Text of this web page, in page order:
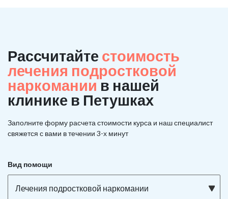
Рассчитайте стоимость
лечения подростковой
наркоманиив нашей
клинике в Петушках
Заполните форму расчета стоимости курса и наш специалист
свяжется с вами в течении 3-х минут
Вид помощи
Лечения подростковой наркомании